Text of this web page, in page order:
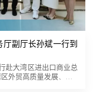
副厅长孙斌一行到
赴大湾区进出口商业总
外贸高质量发展、…